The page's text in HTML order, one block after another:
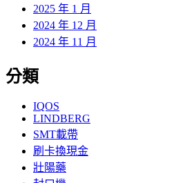
2025 年 1 月
2024 年 12 月
2024 年 11 月
分類
IQOS
LINDBERG
SMT載帶
刷卡換現金
壯陽藥